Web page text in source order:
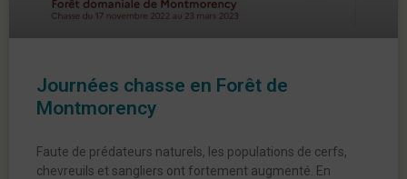
Journées chasse en Forêt de
Montmorency
Faute de prédateurs naturels, les populations de cerfs,
chevreuils et sangliers ont fortement augmenté. En